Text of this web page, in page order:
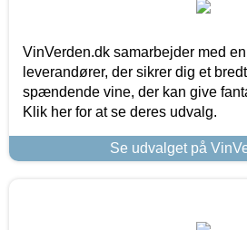
VinVerden.dk samarbejder med
leverandører, der sikrer dig et
spændende vine, der kan give
Klik her for at se deres udvalg.
Se udvalget på